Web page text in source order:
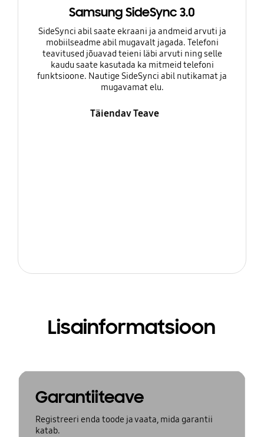
Samsung SideSync 3.0
SideSynci abil saate ekraani ja andmeid arvuti ja
mobiilseadme abil mugavalt jagada. Telefoni
teavitused jõuavad teieni läbi arvuti ning selle
kaudu saate kasutada ka mitmeid telefoni
funktsioone. Nautige SideSynci abil nutikamat ja
mugavamat elu.
Täiendav Teave
Lisainformatsioon
Garantiiteave
Registreeri enda toode ja vaata, mida garantii
katab.